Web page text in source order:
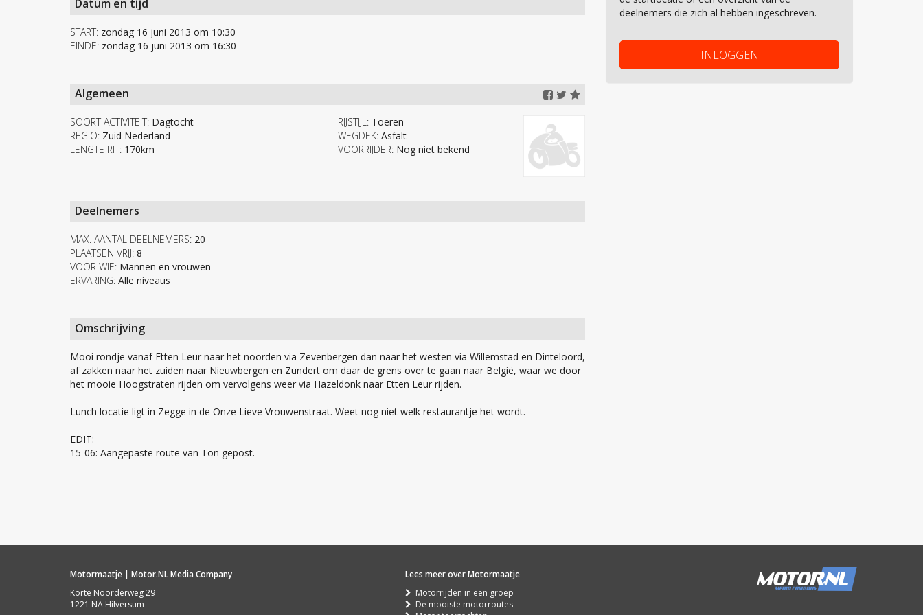
deelnemers die zich al hebben ingeschreven.
INLOGGEN
Datum en tijd
START: zondag 16 juni 2013 om 10:30
EINDE: zondag 16 juni 2013 om 16:30
Algemeen
SOORT ACTIVITEIT: Dagtocht
REGIO: Zuid Nederland
LENGTE RIT: 170km
RIJSTIJL: Toeren
WEGDEK: Asfalt
VOORRIJDER: Nog niet bekend
Deelnemers
MAX. AANTAL DEELNEMERS: 20
PLAATSEN VRIJ: 8
VOOR WIE: Mannen en vrouwen
ERVARING: Alle niveaus
Omschrijving
Mooi rondje vanaf Etten Leur naar het noorden via Zevenbergen dan naar het westen via Willemstad en Dinteloord,
af zakken naar het zuiden naar Nieuwbergen en Zundert om daar de grens over te gaan naar België, waar we door
het mooie Hoogstraten rijden om vervolgens weer via Hazeldonk naar Etten Leur rijden.
Lunch locatie ligt in Zegge in de Onze Lieve Vrouwenstraat. Weet nog niet welk restaurantje het wordt.
EDIT:
15-06: Aangepaste route van Ton gepost.
Motormaatje | Motor.NL Media Company
Korte Noorderweg 29
1221 NA Hilversum
Lees meer over Motormaatje
Motorrijden in een groep
De mooiste motorroutes